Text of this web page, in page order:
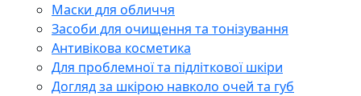
Маски для обличчя
Засоби для очищення та тонізування
Антивікова косметика
Для проблемної та підліткової шкіри
Догляд за шкірою навколо очей та губ